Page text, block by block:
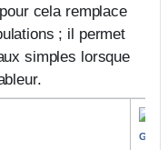
cela remplace
; il permet
simples lorsque